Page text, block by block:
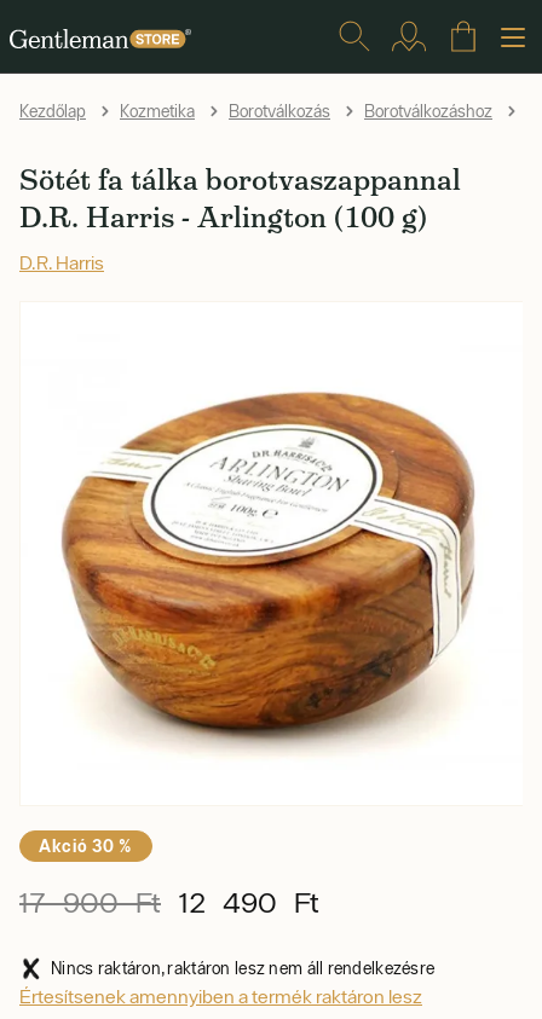
Kezdőlap Kozmetika Borotválkozás Borotválkozáshoz
Sötét fa tálka borotvaszappannal
D.R. Harris - Arlington (100 g)
D.R. Harris
Akció 30 %
17 900 Ft 12 490 Ft
Nincs raktáron, raktáron lesz nem áll rendelkezésre
Értesítsenek amennyiben a termék raktáron lesz